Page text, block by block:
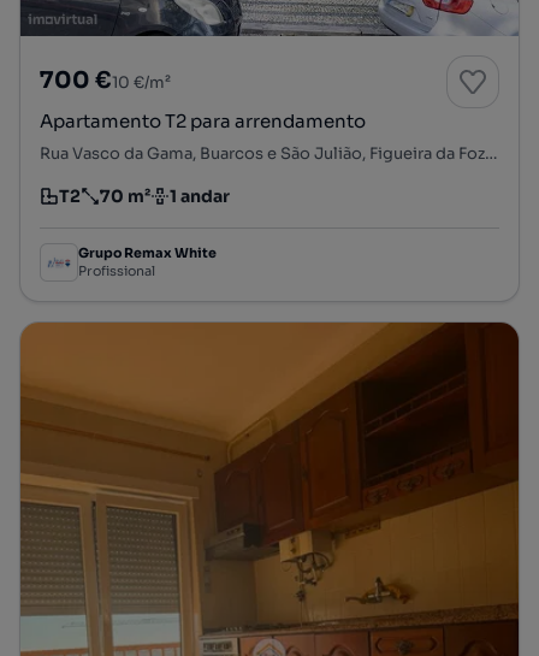
700 €10 €/m²
Apartamento T2 para arrendamento
Rua Vasco da Gama, Buarcos e São Julião, Figueira da Foz, Coimbra
Tipologia
T2
Preço por metro quadrado
70 m²
Andar 1 andar
Grupo Remax White
Profissional